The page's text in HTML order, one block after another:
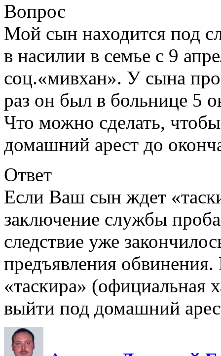
Вопрос
Мой сын находится под
в насилии в семье с 9
соц.«мивхан». У сына
раз он был в больнице 5
Что можно сделать,
домашний арест до
Ответ
Если Ваш сын ждет
заключение службы
следствие уже
предъявления
«таскира» (официальная
выйти под домашний